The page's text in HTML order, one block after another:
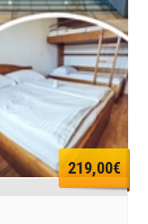
219,00€